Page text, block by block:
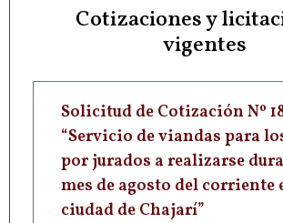
Cotizaciones y
vigentes
Solicitud de Cotización Nº
“Servicio de viandas para
por jurados a realizarse
mes de agosto del corriente
ciudad de Chajarí”